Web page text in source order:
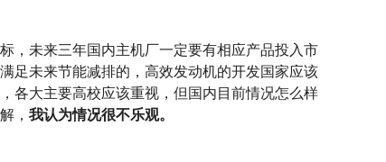
，未来三年国内主机厂一定要有相应产品投入市
足未来节能减排的，高效发动机的开发国家应该
各大主要高校应该重视，但国内目前情况怎么样
， 我认为情况很不乐观。